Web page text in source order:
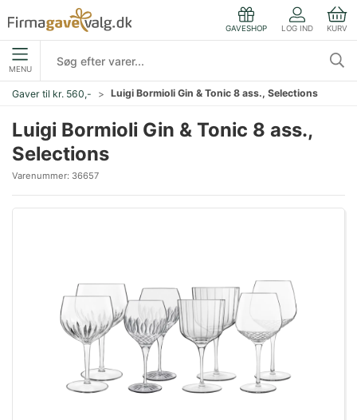
GAVESHOP LOG IND KURV
MENU
Gaver til kr. 560,- Luigi Bormioli Gin & Tonic 8 ass., Selections
Luigi Bormioli Gin & Tonic 8 ass.,
Selections
Varenummer: 36657